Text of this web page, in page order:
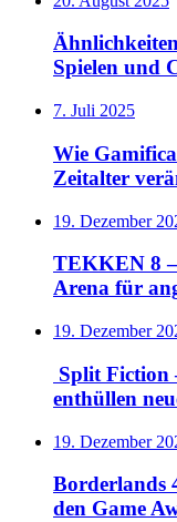
Spielen und
7. Juli 2025
Wie
Zeitalter
19. Dezember
TEKKEN 8
Arena für
19. Dezember
Split Fiction
enthüllen
19. Dezember
Borderlands
den Game